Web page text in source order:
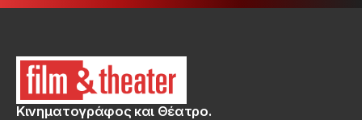
Κινηματογράφος και Θέατρο.